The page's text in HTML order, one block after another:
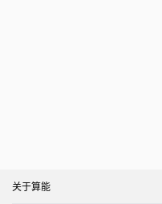
关于算能